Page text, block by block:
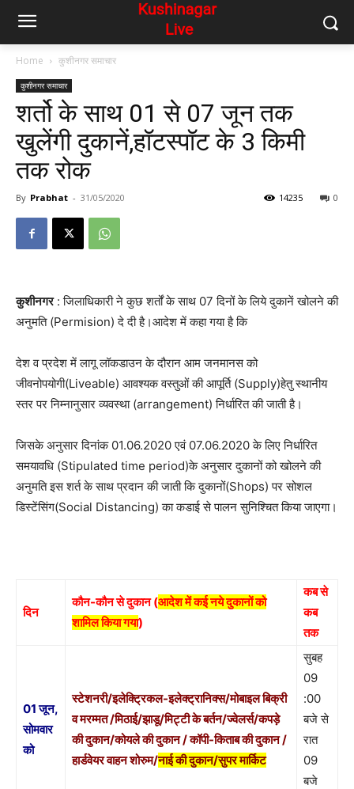
Home कुशीनगर समाचार
कुशीनगर समाचार
शर्तो के साथ 01 से 07 जून तक
खुलेंगी दुकानें,हॉटस्पॉट के 3 किमी
तक रोक
By Prabhat - 31/05/2020 0
14235
कुशीनगर: जिलाधिकारी ने कुछ शर्तों के साथ 07 दिनों के लिये दुकानें खोलने की
अनुमति (Permision) दे दी है।आदेश में कहा गया है कि
देश व प्रदेश में लागू लॉकडाउन के दौरान आम जनमानस को
जीवनोपयोगी(Liveable) आवश्यक वस्तुओं की आपूर्ति (Supply)हेतु स्थानीय
स्तर पर निम्नानुसार व्यवस्था (arrangement) निर्धारित की जाती है।
जिसके अनुसार दिनांक 01.06.2020 एवं 07.06.2020 के लिए निर्धारित
समयावधि (Stipulated time period)के अनुसार दुकानों को खोलने की
अनुमति इस शर्त के साथ प्रदान की जाती कि दुकानों(Shops) पर सोशल
डिस्टेंसिंग(Social Distancing) का कडाई से पालन सुनिश्चित किया जाएगा।
दिन
कौन-कौन से दुकान (आदेश में कई नये दुकानों को
शामिल किया गया)
कब से
कब
तक
01 जून,
सोमवार
को
स्टेशनरी/इलेक्ट्रिकल-इलेक्ट्रानिक्स/मोबाइल बिक्री
व मरम्मत /मिठाई/झाडू/मिट्टी के बर्तन/ज्वेलर्स/कपड़े
की दुकान/कोयले की दुकान / कॉपी-किताब की दुकान /
हार्डवेयर वाहन शोरुम/नाई की दुकान/सुपर मार्किट
सुबह
09
:00
बजे से
रात
09
बजे